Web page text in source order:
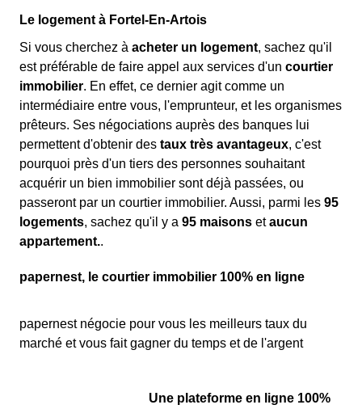
Le logement à Fortel-En-Artois
Si vous cherchez à acheter un logement, sachez qu'il
est préférable de faire appel aux services d'un courtier
immobilier. En effet, ce dernier agit comme un
intermédiaire entre vous, l'emprunteur, et les organismes
prêteurs. Ses négociations auprès des banques lui
permettent d'obtenir des taux très avantageux, c'est
pourquoi près d'un tiers des personnes souhaitant
acquérir un bien immobilier sont déjà passées, ou
passeront par un courtier immobilier. Aussi, parmi les 95
logements, sachez qu'il y a 95 maisons etaucun
appartement..
papernest, le courtier immobilier 100% en ligne
papernest négocie pour vous les meilleurs taux du
marché et vous fait gagner du temps et de l'argent
Une plateforme en ligne 100%